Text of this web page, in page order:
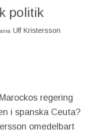
politik
Ulf Kristersson
regering
i spanska Ceuta?
omedelbart